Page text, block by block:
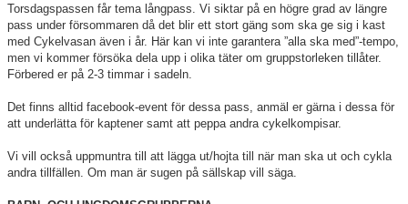
Torsdagspassen får tema långpass. Vi siktar på en högre grad av längre
pass under försommaren då det blir ett stort gäng som ska ge sig i kast
med Cykelvasan även i år. Här kan vi inte garantera ”alla ska med”-tempo,
men vi kommer försöka dela upp i olika täter om gruppstorleken tillåter.
Förbered er på 2-3 timmar i sadeln.
Det finns alltid facebook-event för dessa pass, anmäl er gärna i dessa för
att underlätta för kaptener samt att peppa andra cykelkompisar.
Vi vill också uppmuntra till att lägga ut/hojta till när man ska ut och cykla
andra tillfällen. Om man är sugen på sällskap vill säga.